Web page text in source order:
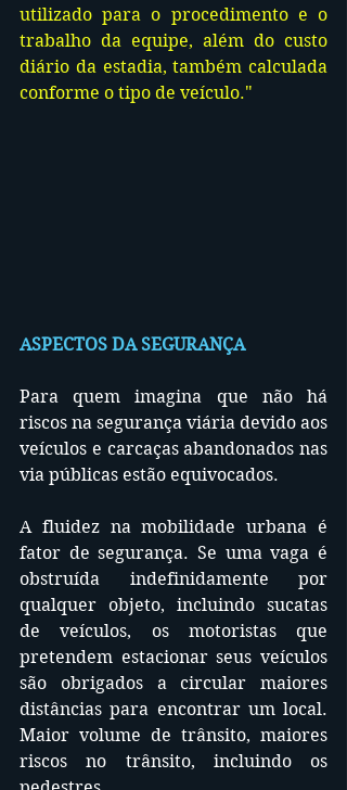
utilizado para o procedimento e o
trabalho da equipe, além do custo
diário da estadia, também calculada
conforme o tipo de veículo."
ASPECTOS DA SEGURANÇA
Para quem imagina que não há
riscos na segurança viária devido aos
veículos e carcaças abandonados nas
via públicas estão equivocados.
A fluidez na mobilidade urbana é
fator de segurança. Se uma vaga é
obstruída indefinidamente por
qualquer objeto, incluindo sucatas
de veículos, os motoristas que
pretendem estacionar seus veículos
são obrigados a circular maiores
distâncias para encontrar um local.
Maior volume de trânsito, maiores
riscos no trânsito, incluindo os